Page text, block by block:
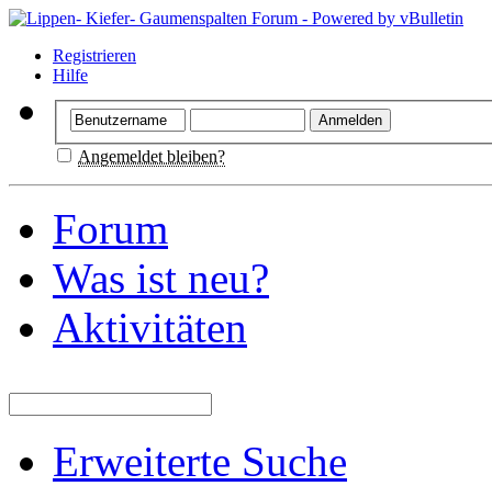
Registrieren
Hilfe
Angemeldet bleiben?
Forum
Was ist neu?
Aktivitäten
Erweiterte Suche